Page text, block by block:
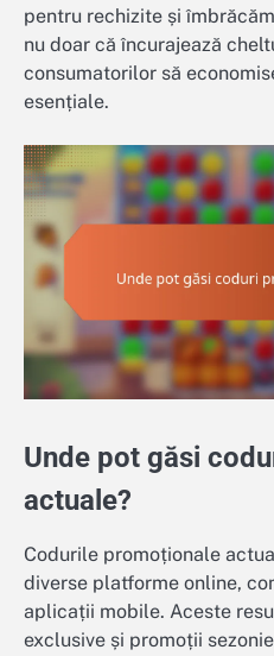
pentru rechizite și
nu doar că încurajează
consumatorilor să
esențiale.
Unde pot găsi
actuale?
Codurile promoționale
diverse platforme online,
aplicații mobile. Aceste
exclusive și promoții